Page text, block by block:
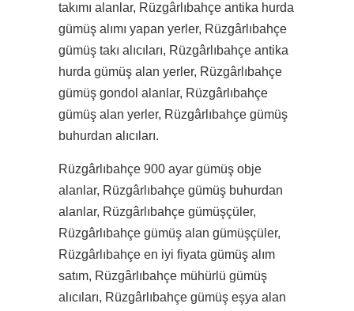
takımı alanlar, Rüzgârlıbahçe antika hurda
gümüş alımı yapan yerler, Rüzgârlıbahçe
gümüş takı alıcıları, Rüzgârlıbahçe antika
hurda gümüş alan yerler, Rüzgârlıbahçe
gümüş gondol alanlar, Rüzgârlıbahçe
gümüş alan yerler, Rüzgârlıbahçe gümüş
buhurdan alıcıları.
Rüzgârlıbahçe 900 ayar gümüş obje
alanlar, Rüzgârlıbahçe gümüş buhurdan
alanlar, Rüzgârlıbahçe gümüşçüler,
Rüzgârlıbahçe gümüş alan gümüşçüler,
Rüzgârlıbahçe en iyi fiyata gümüş alım
satım, Rüzgârlıbahçe mühürlü gümüş
alıcıları, Rüzgârlıbahçe gümüş eşya alan